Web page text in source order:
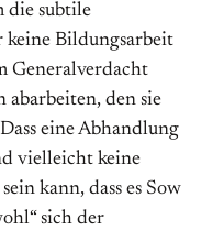
die subtile
keine Bildungsarbeit
Generalverdacht
abarbeiten, den sie
eine Abhandlung
vielleicht keine
kann, dass es Sow
sich der